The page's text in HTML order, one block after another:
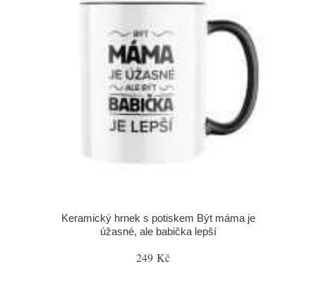
Keramický hrnek s potiskem Být máma je
úžasné, ale babička lepší
249 Kč